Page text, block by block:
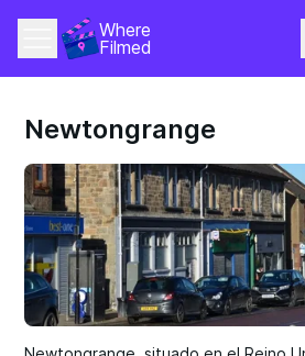
Where
Filmed
Newtongrange